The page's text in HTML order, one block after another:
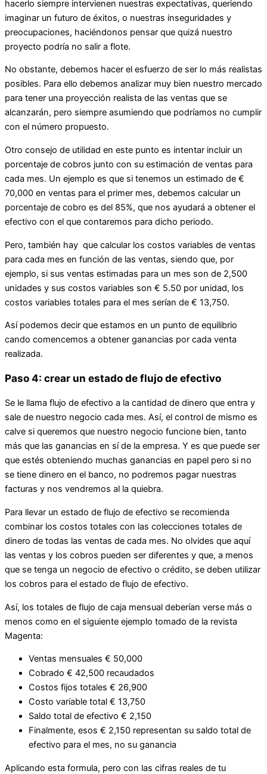
hacerlo siempre intervienen nuestras expectativas, queriendo
imaginar un futuro de éxitos, o nuestras inseguridades y
preocupaciones, haciéndonos pensar que quizá nuestro
proyecto podría no salir a flote.
No obstante, debemos hacer el esfuerzo de ser lo más realistas
posibles. Para ello debemos analizar muy bien nuestro mercado
para tener una proyección realista de las ventas que se
alcanzarán, pero siempre asumiendo que podríamos no cumplir
con el número propuesto.
Otro consejo de utilidad en este punto es intentar incluir un
porcentaje de cobros junto con su estimación de ventas para
cada mes. Un ejemplo es que si tenemos un estimado de €
70,000 en ventas para el primer mes, debemos calcular un
porcentaje de cobro es del 85%, que nos ayudará a obtener el
efectivo con el que contaremos para dicho periodo.
Pero, también hay que calcular los costos variables de ventas
para cada mes en función de las ventas, siendo que, por
ejemplo, si sus ventas estimadas para un mes son de 2,500
unidades y sus costos variables son € 5.50 por unidad, los
costos variables totales para el mes serían de € 13,750.
Así podemos decir que estamos en un punto de equilibrio
cando comencemos a obtener ganancias por cada venta
realizada.
Paso 4: crear un estado de flujo de efectivo
Se le llama flujo de efectivo a la cantidad de dinero que entra y
sale de nuestro negocio cada mes. Así, el control de mismo es
calve si queremos que nuestro negocio funcione bien, tanto
más que las ganancias en sí de la empresa. Y es que puede ser
que estés obteniendo muchas ganancias en papel pero si no
se tiene dinero en el banco, no podremos pagar nuestras
facturas y nos vendremos al la quiebra.
Para llevar un estado de flujo de efectivo se recomienda
combinar los costos totales con las colecciones totales de
dinero de todas las ventas de cada mes. No olvides que aquí
las ventas y los cobros pueden ser diferentes y que, a menos
que se tenga un negocio de efectivo o crédito, se deben utilizar
los cobros para el estado de flujo de efectivo.
Así, los totales de flujo de caja mensual deberían verse más o
menos como en el siguiente ejemplo tomado de la revista
Magenta:
Ventas mensuales € 50,000
Cobrado € 42,500 recaudados
Costos fijos totales € 26,900
Costo variable total € 13,750
Saldo total de efectivo € 2,150
Finalmente, esos € 2,150 representan su saldo total de
efectivo para el mes, no su ganancia
Aplicando esta formula, pero con las cifras reales de tu